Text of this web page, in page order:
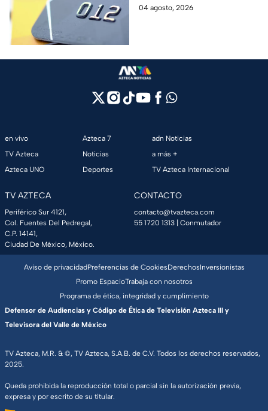
como CAT, fecha de corte,
04 agosto, 2026
en vivo
TV Azteca
Azteca UNO
Azteca 7
Noticias
Deportes
adn Noticias
a más +
TV Azteca Internacional
TV AZTECA
Periférico Sur 4121,
Col. Fuentes Del Pedregal,
C.P. 14141,
Ciudad De México, México.
CONTACTO
contacto@tvazteca.com
55 1720 1313 | Conmutador
TV Azteca, M.R. & ©, TV Azteca, S.A.B. de C.V. Todos los derechos reservados,
2025.
Queda prohibida la reproducción total o parcial sin la autorización previa,
expresa y por escrito de su titular.
Aviso de privacidadPreferencias de CookiesDerechosInversionistas
Promo EspacioTrabaja con nosotros
Programa de ética, integridad y cumplimiento
Defensor de Audiencias y Código de Ética de Televisión Azteca III y
Televisora del Valle de México